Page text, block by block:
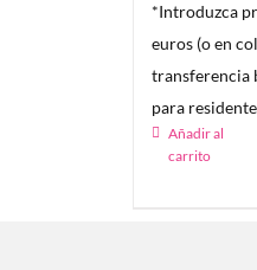
*Introduzca
euros (o en
transferencia
para
Añadir al
carrito